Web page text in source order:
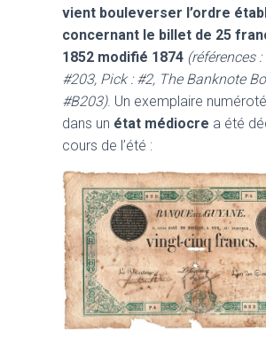
vient bouleverser l’ordre
concernant le billet de 25
1852 modifié 1874 (références
#203, Pick : #2, The Banknote
#B203). Un exemplaire numéroté
dans un état médiocre a été
cours de l’été :